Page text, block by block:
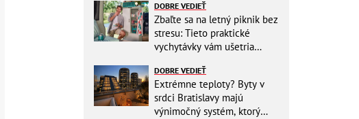
DOBRE VEDIEŤ
Zbaľte sa na letný piknik bez
stresu: Tieto praktické
vychytávky vám ušetria
DOBRE VEDIEŤ
Extrémne teploty? Byty v
srdci Bratislavy majú
výnimočný systém, ktorý